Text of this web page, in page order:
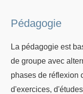
Pédagogie
La pédagogie est
de groupe avec
phases de réflexion
d'exercices,